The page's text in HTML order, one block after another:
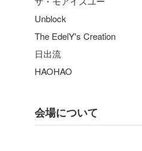
Unblock
The EdelY's Creation
日出流
HAOHAO
会場について